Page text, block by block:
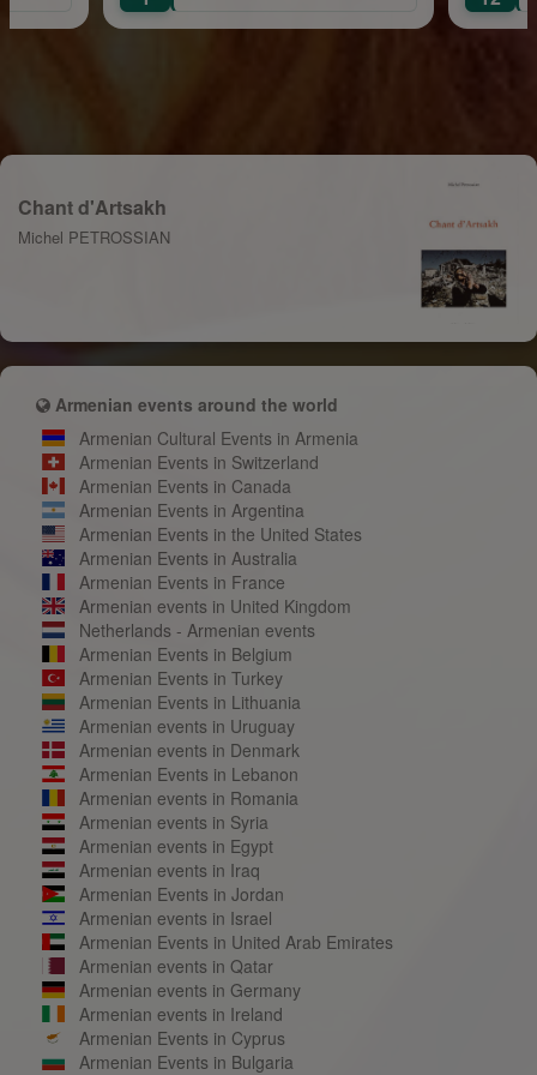
Chant d'Artsakh
Michel PETROSSIAN
Armenian events around the world
Armenian Cultural Events in Armenia
Armenian Events in Switzerland
Armenian Events in Canada
Armenian Events in Argentina
Armenian Events in the United States
Armenian Events in Australia
Armenian Events in France
Armenian events in United Kingdom
Netherlands - Armenian events
Armenian Events in Belgium
Armenian Events in Turkey
Armenian Events in Lithuania
Armenian events in Uruguay
Armenian events in Denmark
Armenian Events in Lebanon
Armenian events in Romania
Armenian events in Syria
Armenian events in Egypt
Armenian events in Iraq
Armenian Events in Jordan
Armenian events in Israel
Armenian Events in United Arab Emirates
Armenian events in Qatar
Armenian events in Germany
Armenian events in Ireland
Armenian Events in Cyprus
Armenian Events in Bulgaria